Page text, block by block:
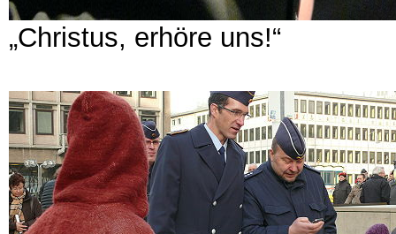
„Christus, erhöre uns!“